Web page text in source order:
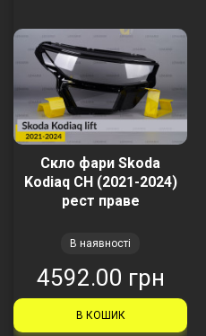
Скло фари Skoda
Kodiaq CH (2021-2024)
рест праве
В наявності
4592.00 грн
В КОШИК